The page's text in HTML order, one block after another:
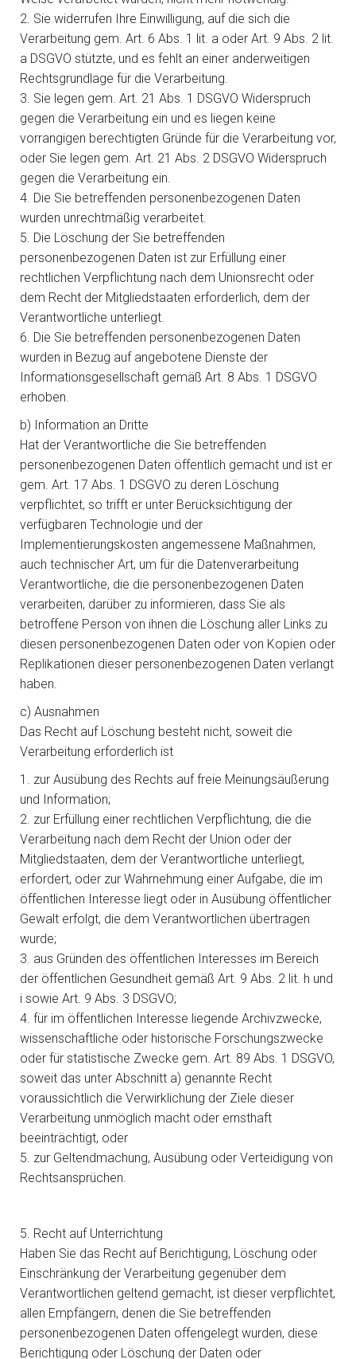
2. Sie widerrufen Ihre Einwilligung, auf die sich die
Verarbeitung gem. Art. 6 Abs. 1 lit. a oder Art. 9 Abs. 2 lit.
a DSGVO stützte, und es fehlt an einer anderweitigen
Rechtsgrundlage für die Verarbeitung.
3. Sie legen gem. Art. 21 Abs. 1 DSGVO Widerspruch
gegen die Verarbeitung ein und es liegen keine
vorrangigen berechtigten Gründe für die Verarbeitung vor,
oder Sie legen gem. Art. 21 Abs. 2 DSGVO Widerspruch
gegen die Verarbeitung ein.
4. Die Sie betreffenden personenbezogenen Daten
wurden unrechtmäßig verarbeitet.
5. Die Löschung der Sie betreffenden
personenbezogenen Daten ist zur Erfüllung einer
rechtlichen Verpflichtung nach dem Unionsrecht oder
dem Recht der Mitgliedstaaten erforderlich, dem der
Verantwortliche unterliegt.
6. Die Sie betreffenden personenbezogenen Daten
wurden in Bezug auf angebotene Dienste der
Informationsgesellschaft gemäß Art. 8 Abs. 1 DSGVO
erhoben.
b) Information an Dritte
Hat der Verantwortliche die Sie betreffenden
personenbezogenen Daten öffentlich gemacht und ist er
gem. Art. 17 Abs. 1 DSGVO zu deren Löschung
verpflichtet, so trifft er unter Berücksichtigung der
verfügbaren Technologie und der
Implementierungskosten angemessene Maßnahmen,
auch technischer Art, um für die Datenverarbeitung
Verantwortliche, die die personenbezogenen Daten
verarbeiten, darüber zu informieren, dass Sie als
betroffene Person von ihnen die Löschung aller Links zu
diesen personenbezogenen Daten oder von Kopien oder
Replikationen dieser personenbezogenen Daten verlangt
haben.
c) Ausnahmen
Das Recht auf Löschung besteht nicht, soweit die
Verarbeitung erforderlich ist
1. zur Ausübung des Rechts auf freie Meinungsäußerung
und Information;
2. zur Erfüllung einer rechtlichen Verpflichtung, die die
Verarbeitung nach dem Recht der Union oder der
Mitgliedstaaten, dem der Verantwortliche unterliegt,
erfordert, oder zur Wahrnehmung einer Aufgabe, die im
öffentlichen Interesse liegt oder in Ausübung öffentlicher
Gewalt erfolgt, die dem Verantwortlichen übertragen
wurde;
3. aus Gründen des öffentlichen Interesses im Bereich
der öffentlichen Gesundheit gemäß Art. 9 Abs. 2 lit. h und
i sowie Art. 9 Abs. 3 DSGVO;
4. für im öffentlichen Interesse liegende Archivzwecke,
wissenschaftliche oder historische Forschungszwecke
oder für statistische Zwecke gem. Art. 89 Abs. 1 DSGVO,
soweit das unter Abschnitt a) genannte Recht
voraussichtlich die Verwirklichung der Ziele dieser
Verarbeitung unmöglich macht oder ernsthaft
beeinträchtigt, oder
5. zur Geltendmachung, Ausübung oder Verteidigung von
Rechtsansprüchen.
5. Recht auf Unterrichtung
Haben Sie das Recht auf Berichtigung, Löschung oder
Einschränkung der Verarbeitung gegenüber dem
Verantwortlichen geltend gemacht, ist dieser verpflichtet,
allen Empfängern, denen die Sie betreffenden
personenbezogenen Daten offengelegt wurden, diese
Berichtigung oder Löschung der Daten oder